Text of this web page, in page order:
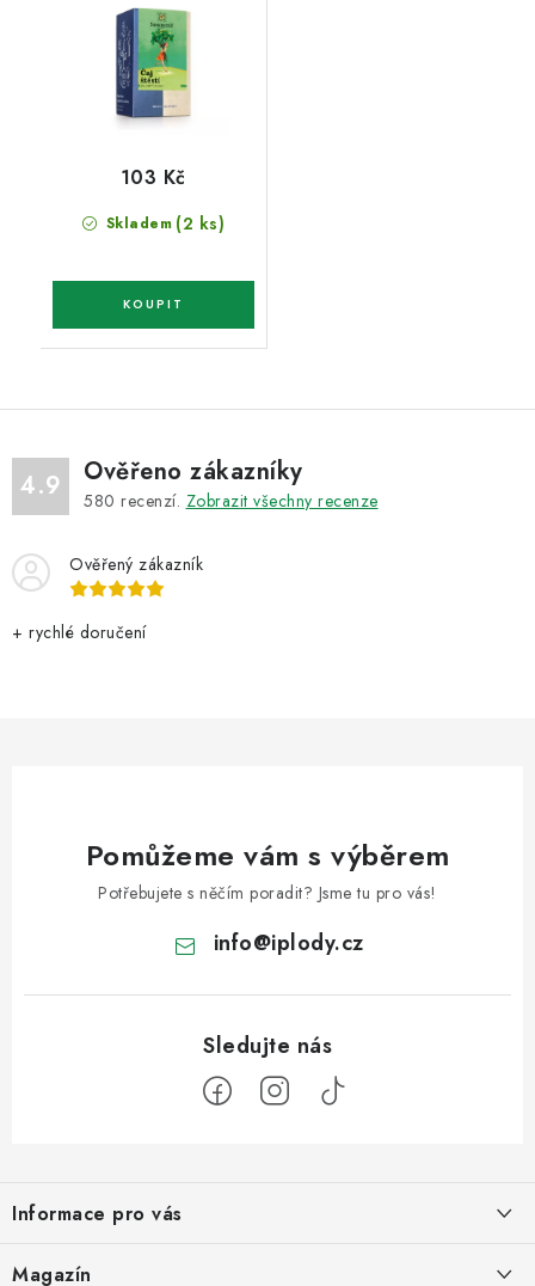
Skladem (2 ks)
103 Kč
4.9 Ověřeno zákazníky
580 recenzí. Zobrazit všechny recenze
Ověřený zákazník
+ rychlé doručení
Pomůžeme vám s výběrem
Potřebujete s něčím poradit? Jsme tu pro vás!
info@iplody.cz
p
a
Informace pro vás
Doprava a platba
Magazín